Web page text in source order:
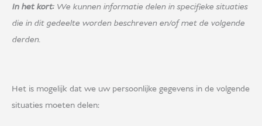
In het kort:We kunnen informatie delen in specifieke situaties
die in dit gedeelte worden beschreven en/of met de volgende
derden.
Het is mogelijk dat we uw persoonlijke gegevens in de volgende
situaties moeten delen: